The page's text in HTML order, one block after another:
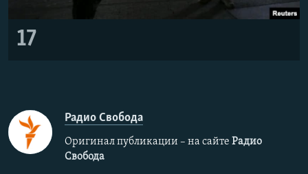
17
Радио Свобода
Оригинал публикации – на сайте Радио
Свобода